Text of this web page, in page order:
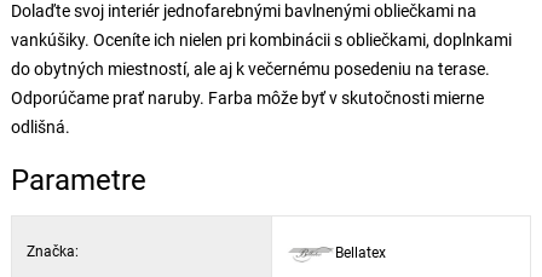
Dolaďte svoj interiér jednofarebnými bavlnenými obliečkami na
vankúšiky. Oceníte ich nielen pri kombinácii s obliečkami, doplnkami
do obytných miestností, ale aj k večernému posedeniu na terase.
Odporúčame prať naruby. Farba môže byť v skutočnosti mierne
odlišná.
Parametre
Značka: Bellatex